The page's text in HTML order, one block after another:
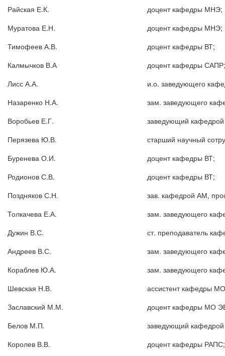
Райская Е.К.
доцент кафедры МНЭ;
Муратова Е.Н.
доцент кафедры МНЭ;
Тимофеев А.В.
доцент кафедры ВТ;
Калмычков В.А
доцент кафедры САПР;
Лисс А.А.
и.о. заведующего
Назаренко Н.А.
зам. заведующего
Воробьев Е.Г.
заведующий
Перязева Ю.В.
старший научный
Буренева О.И.
доцент кафедры ВТ;
Родионов С.В.
доцент кафедры ВТ;
Поздняков С.Н.
зав. кафедрой АМ,
Толкачева Е.А.
зам. заведующего
Дужин В.С.
ст. преподаватель
Андреев В.С.
зам. заведующего
Кораблев Ю.А.
зам. заведующего
Шевская Н.В.
ассистент кафедры
Заславский М.М.
доцент кафедры МО
Белов М.П.
заведующий
Королев В.В.
доцент кафедры РАПС;